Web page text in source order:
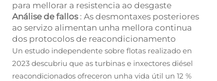
para mellorar a resistencia ao desgaste
Análise de fallos : As desmontaxes posteriores
ao servizo alimentan unha mellora continua
dos protocolos de reacondicionamento
Un estudo independente sobre flotas realizado en
2023 descubriu que as turbinas e inxectores diésel
reacondicionados ofreceron unha vida útil un 12 %